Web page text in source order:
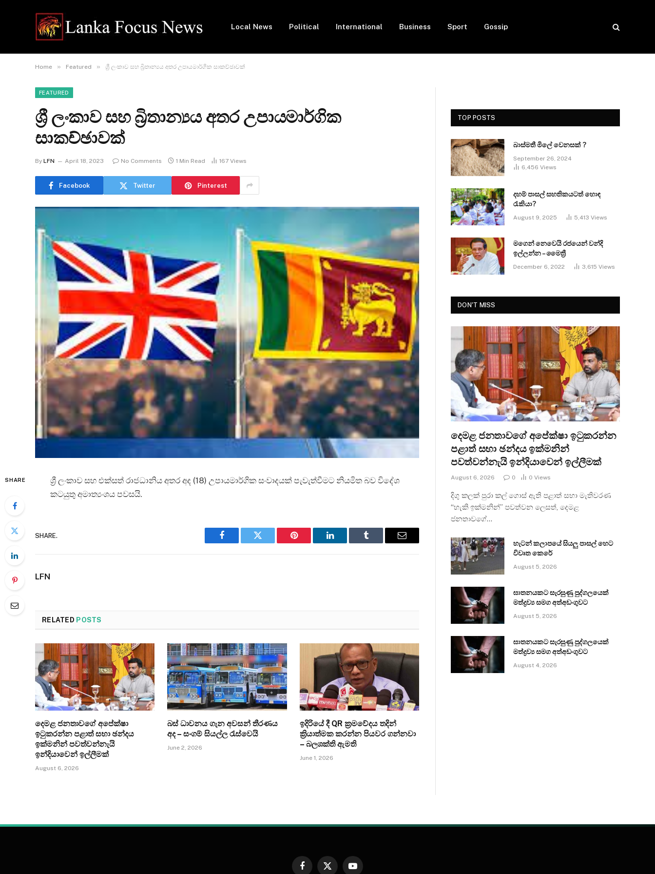
Local News Political International Business Sport Gossip
Home » Featured » ශ්‍රී ලංකාව සහ බ්‍රිතාන්‍යය අතර උපායමාර්ගික සාකච්ඡාවක්
FEATURED
ශ්‍රී ලංකාව සහ බ්‍රිතාන්‍යය අතර උපායමාර්ගික
සාකච්ඡාවක්
By LFN April 18, 2023 No Comments 1 Min Read 167 Views
Facebook Twitter Pinterest
SHARE
‍ශ්‍රී ලංකාව සහ එක්සත් රාජධානිය අතර අද (18) උපායමාර්ගික සංවාදයක් පැවැත්වීමට නියමිත බව විදේශ
කටයුතු අමාත්‍යංශය පවසයි.
SHARE.
Facebook Twitter Pinterest LinkedIn Tumblr Email
LFN
RELATED POSTS
දෙමළ ජනතාවගේ අපේක්ෂා
ඉටුකරන්න පළාත් සභා ඡන්දය
ඉක්මනින් පවත්වන්නැයි
ඉන්දියාවෙන් ඉල්ලීමක්
August 6, 2026
බස් ධාවනය ගැන අවසන් තීරණය
අද – සංගම් සියල්ල රැස්වෙයි
June 2, 2026
ඉදිරියේ දී QR ක්‍රමවේදය තදින්
ක්‍රියාත්මක කරන්න පියවර ගන්නවා
– බලශක්ති ඇමති
June 1, 2026
TOP POSTS
බාස්මතී මිලේ වෙනසක් ?
September 26, 2024
6,456 Views
දහම් පාසල් සහතිකයටත් හොඳ
රැකියා?
August 9, 2025 5,413 Views
මගෙන් නෙවෙයි රජයෙන් වන්දි
ඉල්ලන්න – මෛත්‍රී
December 6, 2022 3,615 Views
DON'T MISS
දෙමළ ජනතාවගේ අපේක්ෂා ඉටුකරන්න
පළාත් සභා ඡන්දය ඉක්මනින්
පවත්වන්නැයි ඉන්දියාවෙන් ඉල්ලීමක්
August 6, 2026 0 0 Views
දිගු කලක් පුරා කල් ගොස් ඇති පළාත් සභා මැතිවරණ
“හැකි ඉක්මනින්” පවත්වන ලෙසත්, දෙමළ
ජනතාවගේ…
හැටන් කලාපයේ සියලු පාසල් හෙට
විවෘත කෙරේ
August 5, 2026
ඝාතනයකට සැරසුණු පුද්ගලයෙක්
මත්ද්‍රව්‍ය සමග අත්අඩංගුවට
August 5, 2026
ඝාතනයකට සැරසුණු පුද්ගලයෙක්
මත්ද්‍රව්‍ය සමග අත්අඩංගුවට
August 4, 2026
Facebook
X YouTube